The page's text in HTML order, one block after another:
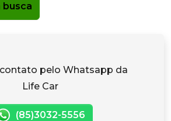
busca
pelo Whatsapp da
Life Car
(85)3032-5556